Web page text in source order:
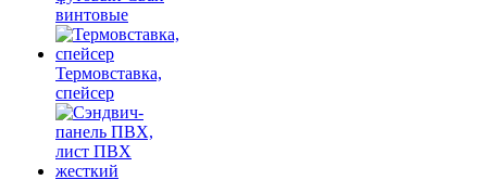
винтовые
Термовставка,
спейсер